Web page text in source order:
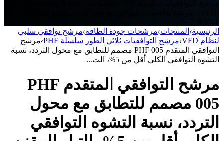
الرئيسية› المنتجات›مرشحات جودة الطاقة›مرشح توافقي سلبي
لنظام VFD
›مرشح التوافقيات ثلاثي الطور سلسلة PHF ›مرشح
التوافقي المتقدم PHF 005 مصمم للتطابق مع محول التردد، نسبة
التشوه التوافقي الكلي أقل من 5%، الت...
مرشح التوافقي المتقدم PHF
005 مصمم للتطابق مع محول
التردد، نسبة التشوه التوافقي